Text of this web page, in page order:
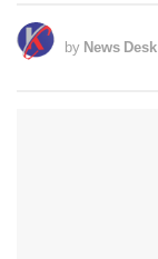
byNews Desk